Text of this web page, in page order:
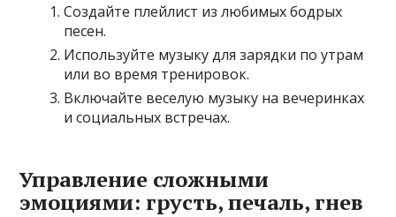
Создайте плейлист из любимых бодрых
песен.
Используйте музыку для зарядки по утрам
или во время тренировок.
Включайте веселую музыку на вечеринках
и социальных встречах.
Управление сложными
эмоциями: грусть, печаль, гнев